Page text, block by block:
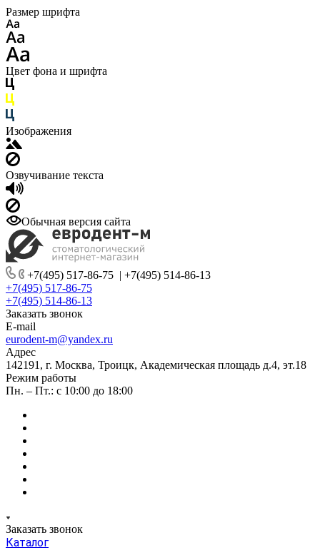
Размер шрифта
Цвет фона и шрифта
Изображения
Озвучивание текста
Обычная версия сайта
+7(495) 517-86-75 | +7(495) 514-86-13
+7(495) 517-86-75
+7(495) 514-86-13
Заказать звонок
E-mail
eurodent-m@yandex.ru
Адрес
142191, г. Москва, Троицк, Академическая площадь д.4, эт.18
Режим работы
Пн. – Пт.: с 10:00 до 18:00
Заказать звонок
Каталог